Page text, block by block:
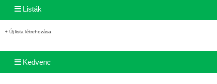
Listák
+ Új lista létrehozása
Kedvenc